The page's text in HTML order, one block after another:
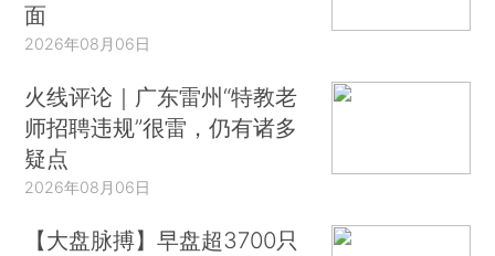
面
2026年08月06日
火线评论｜广东雷州“特教老
师招聘违规”很雷，仍有诸多
疑点
2026年08月06日
【大盘脉搏】早盘超3700只